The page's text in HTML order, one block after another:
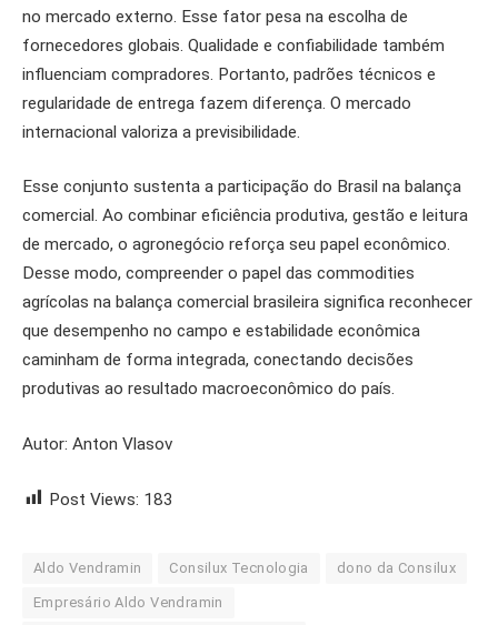
no mercado externo. Esse fator pesa na escolha de
fornecedores globais. Qualidade e confiabilidade também
influenciam compradores. Portanto, padrões técnicos e
regularidade de entrega fazem diferença. O mercado
internacional valoriza a previsibilidade.
Esse conjunto sustenta a participação do Brasil na balança
comercial. Ao combinar eficiência produtiva, gestão e leitura
de mercado, o agronegócio reforça seu papel econômico.
Desse modo, compreender o papel das commodities
agrícolas na balança comercial brasileira significa reconhecer
que desempenho no campo e estabilidade econômica
caminham de forma integrada, conectando decisões
produtivas ao resultado macroeconômico do país.
Autor: Anton Vlasov
Post Views: 183
Aldo Vendramin Consilux Tecnologia dono da Consilux
Empresário Aldo Vendramin